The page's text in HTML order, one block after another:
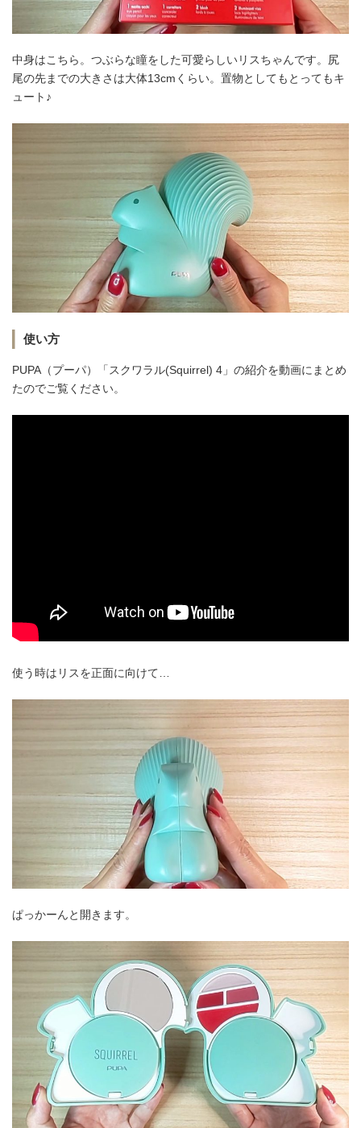
中身はこちら。つぶらな瞳をした可愛らしいリスちゃんです。尻
尾の先までの大きさは大体13cmくらい。置物としてもとってもキ
ュート♪
使い方
PUPA（プーパ）「スクワラル(Squirrel) 4」の紹介を動画にまとめ
たのでご覧ください。
使う時はリスを正面に向けて…
ぱっかーんと開きます。